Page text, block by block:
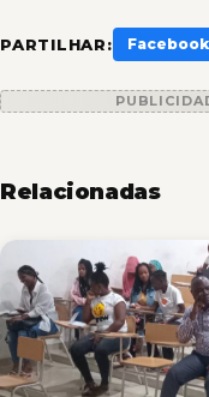
PARTILHAR: Facebook
Relacionadas